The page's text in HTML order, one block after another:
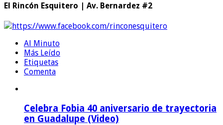
El Rincón Esquitero | Av. Bernardez #2
https://www.facebook.com/rinconesquitero
Al Minuto
Más Leído
Etiquetas
Comenta
Celebra Fobia 40 aniversario de trayectoria
en Guadalupe (Video)